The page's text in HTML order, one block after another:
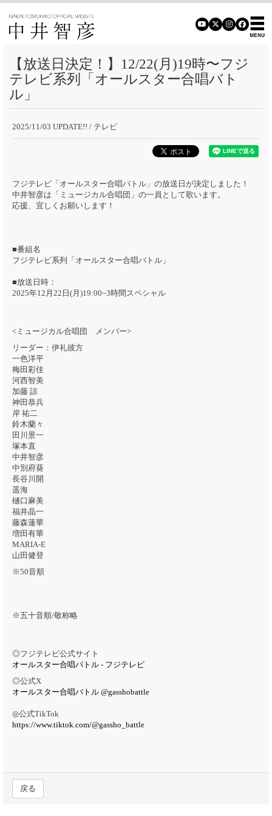
【放送日決定！】12/22(月)19時〜フジ
テレビ系列「オールスター合唱バト
ル」
2025/11/03 UPDATE!! / テレビ
フジテレビ「オールスター合唱バトル」の放送日が決定しました！
中井智彦は「ミュージカル合唱団」の一員として歌います。
応援、宜しくお願いします！
■番組名
フジテレビ系列「オールスター合唱バトル」
■放送日時：
2025年12月22日(月)19:00~3時間スペシャル
<ミュージカル合唱団 メンバー>
リーダー：伊礼彼方
一色洋平
梅田彩佳
河西智美
加藤 諒
神田恭兵
岸 祐二
鈴木蘭々
田川景一
塚本直
中井智彦
中別府葵
長谷川開
遥海
樋口麻美
福井晶一
藤森蓮華
増田有華
MARIA-E
山田健登
※50音順
※五十音順/敬称略
◎フジテレビ公式サイト
オールスター合唱バトル - フジテレビ
◎公式X
オールスター合唱バトル @gasshobattle
◎公式TikTok
https://www.tiktok.com/@gassho_battle
戻る